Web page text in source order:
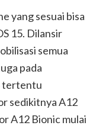
yang sesuai bisa
15. Dilansir
semua
pada
tertentu
sedikitnya A12
A12 Bionic mulai